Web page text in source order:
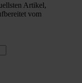
Artikel,
vom